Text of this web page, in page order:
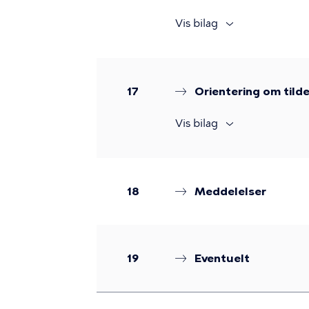
Vis bilag
17 Orientering om
Vis bilag
18 Meddelelser
19 Eventuelt